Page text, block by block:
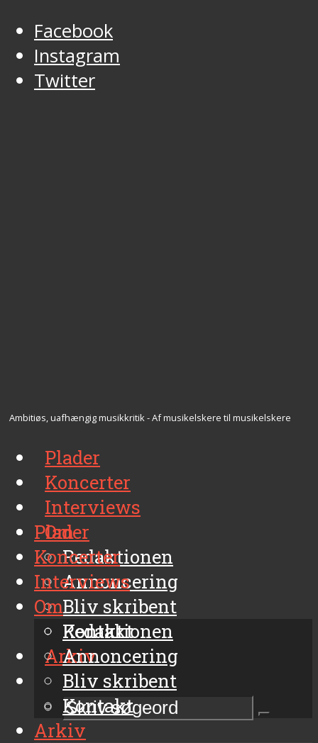
Facebook
Instagram
Twitter
Ambitiøs, uafhængig musikkritik - Af musikelskere til musikelskere
Plader
Koncerter
Interviews
Om
Redaktionen
Annoncering
Bliv skribent
Kontakt
Arkiv
Plader
Koncerter
Interviews
Om
Redaktionen
Annoncering
Bliv skribent
Kontakt
Arkiv